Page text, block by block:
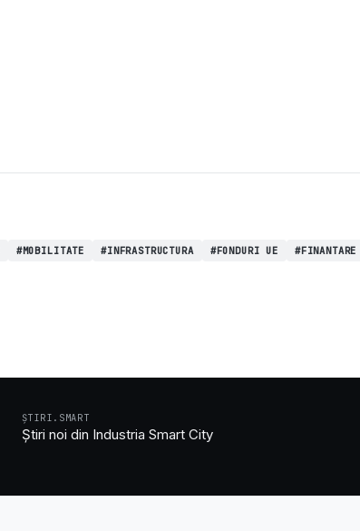
#MOBILITATE #INFRASTRUCTURA #FONDURI UE #FINANTARE
ȘTIRI.SMART
Știri noi din Industria Smart City